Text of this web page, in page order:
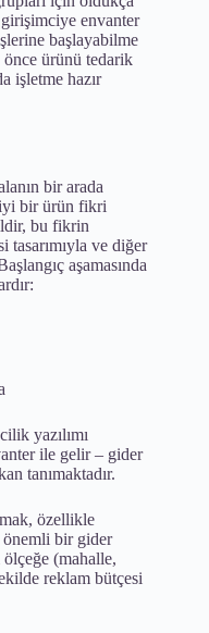
envanter
başlayabilme
önce ürünü tedarik
işletme hazır
bir arada
iyi bir ürün fikri
bu fikrin
ve diğer
aşamasında
yazılımı
ile gelir – gider
tanımaktadır.
özellikle
bir gider
(mahalle,
reklam bütçesi